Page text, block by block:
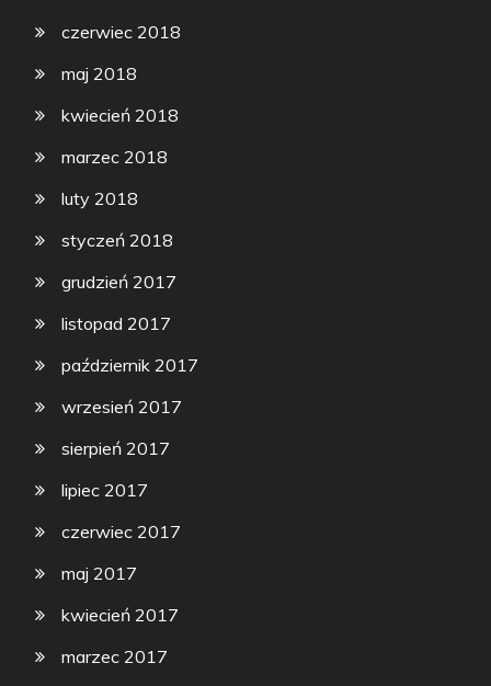
czerwiec 2018
maj 2018
kwiecień 2018
marzec 2018
luty 2018
styczeń 2018
grudzień 2017
listopad 2017
październik 2017
wrzesień 2017
sierpień 2017
lipiec 2017
czerwiec 2017
maj 2017
kwiecień 2017
marzec 2017